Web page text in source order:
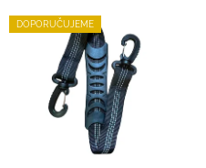
DOPORUČUJEME